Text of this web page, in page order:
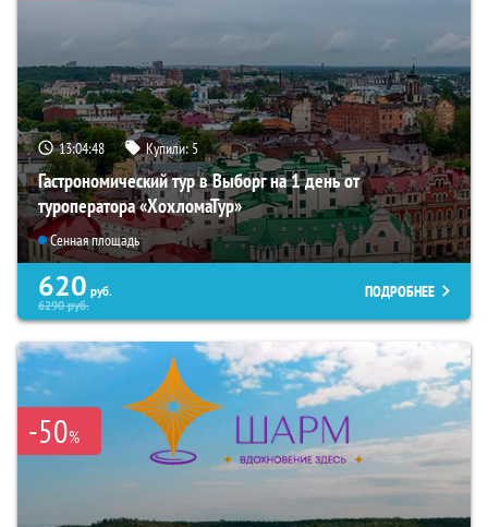
13:04:47 Купили:5
Гастрономический тур в Выборг на 1 день от
туроператора «ХохломаТур»
Сенная площадь
620 руб.
6290руб.
ПОДРОБНЕЕ
-50%